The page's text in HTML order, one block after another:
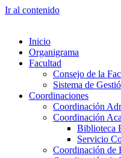
Ir al contenido
Inicio
Organigrama
Facultad
Consejo de la
Sistema de
Coordinaciones
Coordinación
Coordinación
Biblioteca
Servicio
Coordinación de